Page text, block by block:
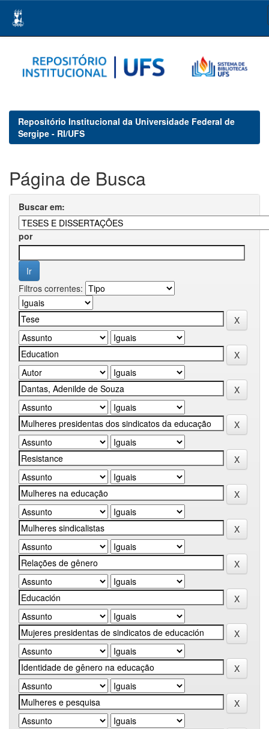
navigation
Repositório Institucional da Universidade Federal de
Sergipe - RI/UFS
Página de Busca
Buscar em:
por
Filtros correntes: